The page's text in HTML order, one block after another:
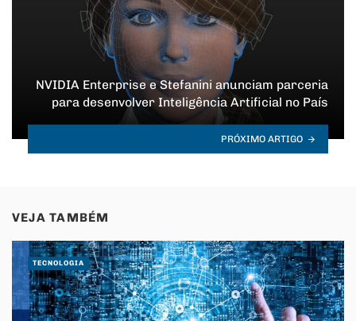
NVIDIA Enterprise e Stefanini anunciam parceria
para desenvolver Inteligência Artificial no País
PRÓXIMO ARTIGO
VEJA TAMBÉM
TECNOLOGIA